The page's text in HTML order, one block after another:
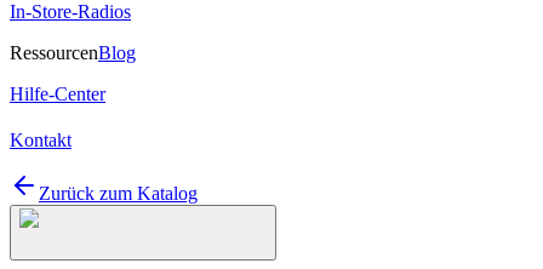
In-Store-Radios
RessourcenBlog
Hilfe-Center
Kontakt
Zurück zum Katalog